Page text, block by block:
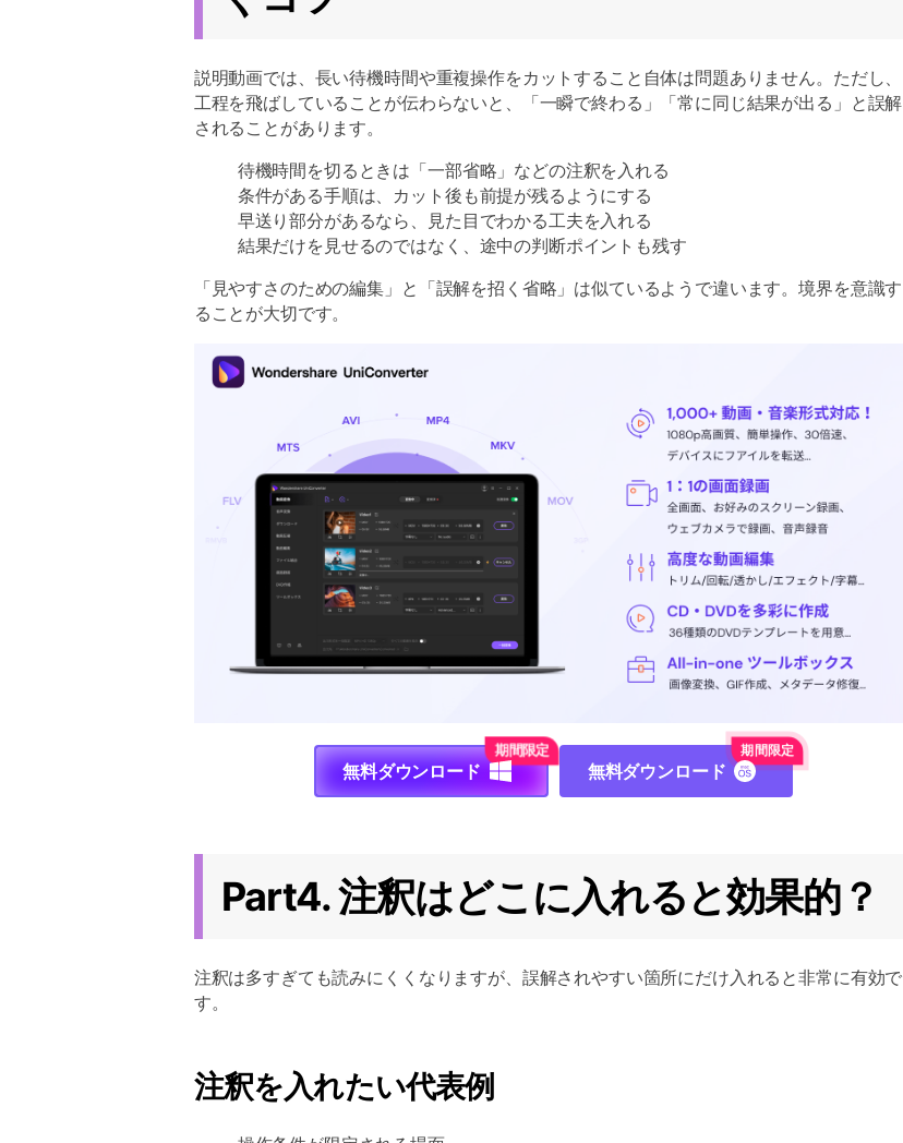
説明動画では、長い待機時間や重複操作をカットすること自体は問題ありません。ただし、
工程を飛ばしていることが伝わらないと、「一瞬で終わる」「常に同じ結果が出る」と誤解
されることがあります。
待機時間を切るときは「一部省略」などの注釈を入れる
条件がある手順は、カット後も前提が残るようにする
早送り部分があるなら、見た目でわかる工夫を入れる
結果だけを見せるのではなく、途中の判断ポイントも残す
「見やすさのための編集」と「誤解を招く省略」は似ているようで違います。境界を意識す
ることが大切です。
無料ダウンロード 無料ダウンロード
Part4. 注釈はどこに入れると効果的？
注釈は多すぎても読みにくくなりますが、誤解されやすい箇所にだけ入れると非常に有効で
す。
注釈を入れたい代表例